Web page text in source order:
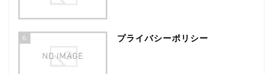
6 プライバシーポリシー